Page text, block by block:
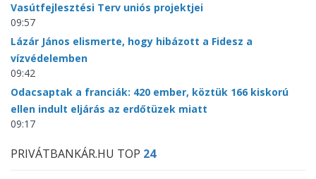
Vasútfejlesztési Terv uniós projektjei
09:57
Lázár János elismerte, hogy hibázott a Fidesz a
vízvédelemben
09:42
Odacsaptak a franciák: 420 ember, köztük 166 kiskorú
ellen indult eljárás az erdőtüzek miatt
09:17
PRIVÁTBANKÁR.HU TOP 24